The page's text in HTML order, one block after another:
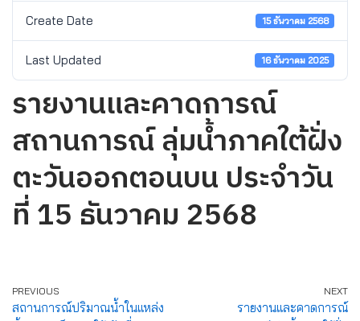
Create Date 15 ธันวาคม 2568
Last Updated 16 ธันวาคม 2025
รายงานและคาดการณ์
สถานการณ์ ลุ่มน้ำภาคใต้ฝั่ง
ตะวันออกตอนบน ประจำวัน
ที่ 15 ธันวาคม 2568
PREVIOUS
สถานการณ์ปริมาณน้ำในแหล่ง
NEXT
รายงานและคาดการณ์